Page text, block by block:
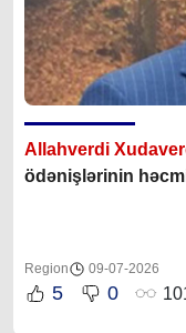
Allahverdi
ödənişlərinin
Region 09-07-2026
5 0